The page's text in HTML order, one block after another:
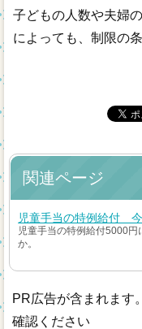
子どもの人数や夫婦
によっても、制限の
関連ページ
児童手当の特例給付
児童手当の特例給付5000
か。
PR広告が含まれます
確認ください